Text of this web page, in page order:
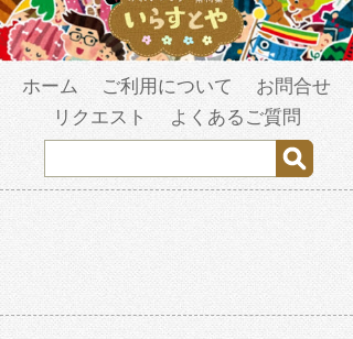
ホーム ご利用について
お問合せ
リクエスト
よくあるご質問